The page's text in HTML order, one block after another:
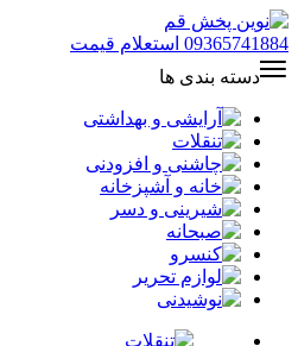
09365741884 استعلام قیمت
دسته بندی ها